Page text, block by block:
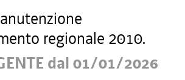
regionale 2010.
dal 01/01/2026